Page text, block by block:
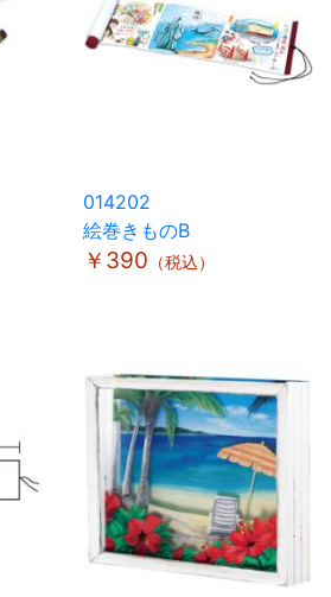
014202
絵巻きものB
￥390 （税込）